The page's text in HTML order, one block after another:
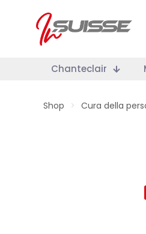
Chanteclair
Shop > Cura della